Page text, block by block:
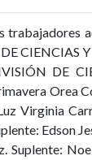
CIENCIAS
DE
Orea
Virginia
Edson
Suplente: